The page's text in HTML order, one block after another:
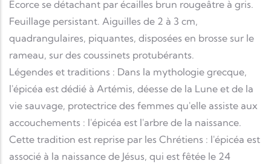
Écorce se détachant par écailles brun rougeâtre à gris.
Feuillage persistant. Aiguilles de 2 à 3 cm,
quadrangulaires, piquantes, disposées en brosse sur le
rameau, sur des coussinets protubérants.
Légendes et traditions : Dans la mythologie grecque,
l'épicéa est dédié à Artémis, déesse de la Lune et de la
vie sauvage, protectrice des femmes qu'elle assiste aux
accouchements : l'épicéa est l'arbre de la naissance.
Cette tradition est reprise par les Chrétiens : l'épicéa est
associé à la naissance de Jésus, qui est fêtée le 24